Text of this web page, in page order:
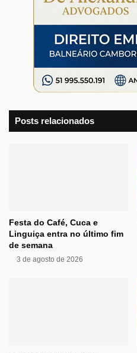
Posts relacionados
Festa do Café, Cuca e
Linguiça entra no último fim
de semana
3 de agosto de 2026